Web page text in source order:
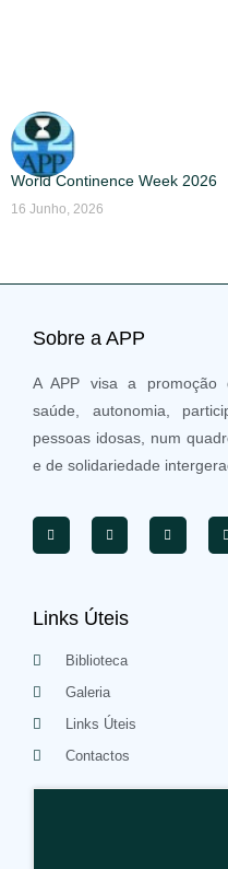
World Continence Week 2026
16 Junho, 2026
Sobre a APP
A APP visa a promoção
saúde, autonomia,
pessoas idosas, num
e de solidariedade
Links Úteis
Biblioteca
Galeria
Links Úteis
Contactos